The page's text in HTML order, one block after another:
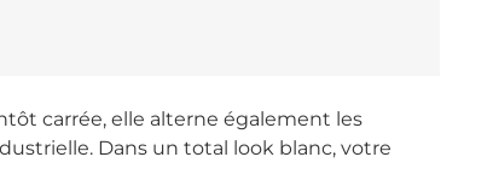
carrée, elle alterne également les
Dans un total look blanc, votre